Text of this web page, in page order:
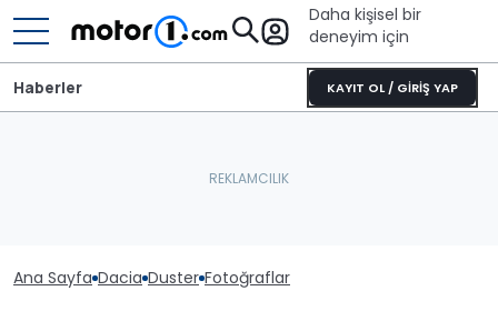
Daha kişisel bir
deneyim için
KAYIT OL / GİRİŞ YAP
Haberler
Ana Sayfa Dacia Duster Fotoğraflar